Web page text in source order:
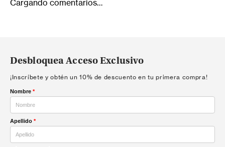
Cargando comentarios…
Desbloquea Acceso Exclusivo
¡Inscríbete y obtén un 10% de descuento en tu primera compra!
Nombre *
Apellido *